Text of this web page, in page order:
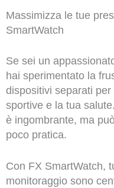
Massimizza le tue
SmartWatch
Se sei un
hai sperimentato la
dispositivi separati
sportive e la tua
è ingombrante, ma
poco pratica.
Con FX SmartWatch,
monitoraggio sono